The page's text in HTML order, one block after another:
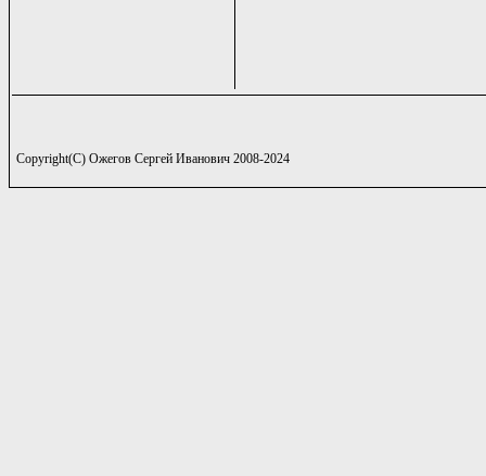
Copyright(C) Ожегов Сергей Иванович 2008-2024